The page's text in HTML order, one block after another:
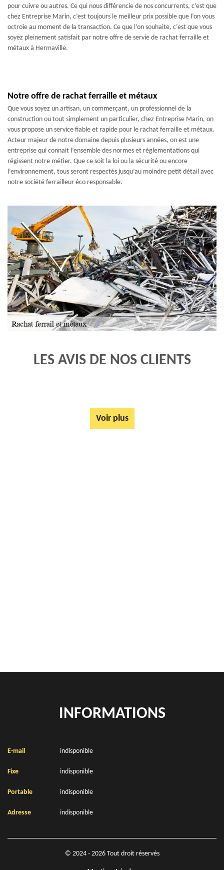
pour cuivre ou autres. Ce qui nous différencie de nos concurrents, c’est que
chez Entreprise Marin, c’est toujours le meilleur prix possible que l’on vous
octroie au moment de la transaction. Ce que l’on souhaite, c’est que vous
soyez pleinement satisfait par notre offre de servie de rachat ferraille et
métaux à Hermaville.
Notre offre de rachat ferraille et métaux
Que vous soyez un artisan, un commerçant, un professionnel de la
construction ou tout simplement un particulier, chez Entreprise Marin, on
vous propose un service fiable et rapide pour le rachat ferraille et métaux.
Acteur majeur de notre domaine depuis plusieurs années, on est une
entreprise qui connait l’ensemble des normes et règlementations qui
régissent notre métier. Que ce soit la loi ou la sécurité ou encore
l’environnement, tous seront respectés jusqu’au moindre petit détail avec
notre société ferrailleur éco responsable.
LES AVIS DE NOS CLIENTS
Voir plus
INFORMATIONS
E-mail indisponible
Fixe indisponible
Portable indisponible
Adresse indisponible
© 2024 - 2026 Tout droit réservés